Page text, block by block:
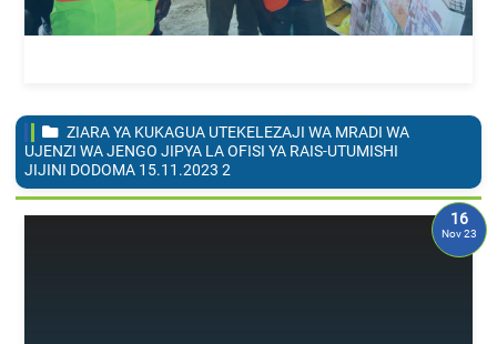
ZIARA YA KUKAGUA UTEKELEZAJI WA MRADI WA
UJENZI WA JENGO JIPYA LA OFISI YA RAIS-UTUMISHI
JIJINI DODOMA 15.11.2023 2
16
Nov 23